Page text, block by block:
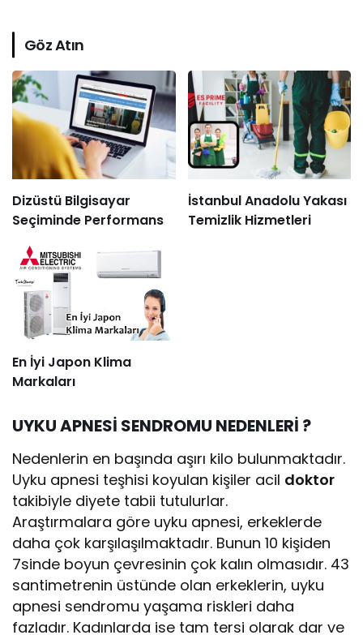
Göz Atın
Dizüstü Bilgisayar
Seçiminde Performans
İstanbul Anadolu Yakası
Temizlik Hizmetleri
En İyi Japon Klima
Markaları
UYKU APNESİ SENDROMU NEDENLERİ ?
Nedenlerin en başında aşırı kilo bulunmaktadır.
Uyku apnesi teşhisi koyulan kişiler acil doktor
takibiyle diyete tabii tutulurlar.
Araştırmalara göre uyku apnesi, erkeklerde
daha çok karşılaşılmaktadır. Bunun 10 kişiden
7sinde boyun çevresinin çok kalın olmasıdır. 43
santimetrenin üstünde olan erkeklerin, uyku
apnesi sendromu yaşama riskleri daha
fazladır. Kadınlarda ise tam tersi olarak dar ve